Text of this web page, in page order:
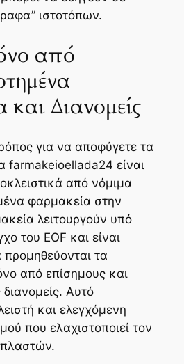
ιστοτόπων.
από
Διανομείς
για να αποφύγετε τα
farmakeioellada24 είναι
από νόμιμα
φαρμακεία στην
λειτουργούν υπό
του EOF και είναι
τα
από επίσημους και
Αυτό
και ελεγχόμενη
που ελαχιστοποιεί τον
πλαστών.